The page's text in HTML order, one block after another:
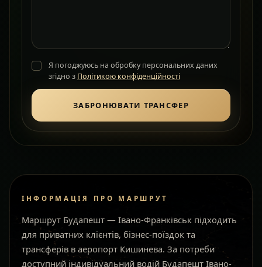
Я погоджуюсь на обробку персональних даних
згідно з Політикою конфіденційності
ЗАБРОНЮВАТИ ТРАНСФЕР
ІНФОРМАЦІЯ ПРО МАРШРУТ
Маршрут Будапешт — Івано-Франківськ підходить
для приватних клієнтів, бізнес-поїздок та
трансферів в аеропорт Кишинева. За потреби
доступний індивідуальний водій Будапешт Івано-